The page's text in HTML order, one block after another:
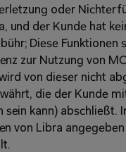
oder
und der Kunde hat
Diese Funktionen
zur Nutzung von
von dieser nicht
die der Kunde
kann) abschließt.
von Libra